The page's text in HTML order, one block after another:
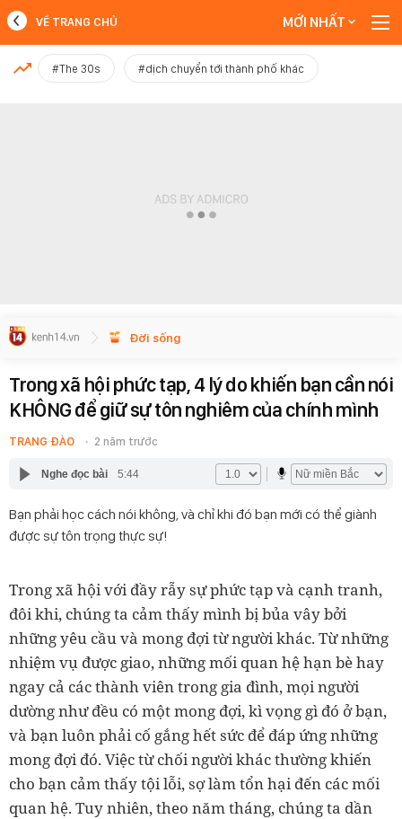
MỚI NHẤT
VỀ TRANG CHỦ MỚI NHẤT
#The 30s #dịch chuyển tới thành phố khác
Đời sống
Trong xã hội phức tạp, 4 lý do khiến bạn cần nói
KHÔNG để giữ sự tôn nghiêm của chính mình
TRANG ĐÀO 2 năm trước
Nghe đọc bài 5:44
Bạn phải học cách nói không, và chỉ khi đó bạn mới có thể giành
được sự tôn trọng thực sự!
Trong xã hội với đầy rẫy sự phức tạp và cạnh tranh,
đôi khi, chúng ta cảm thấy mình bị bủa vây bởi
những yêu cầu và mong đợi từ người khác. Từ những
nhiệm vụ được giao, những mối quan hệ hạn bè hay
ngay cả các thành viên trong gia đình, mọi người
dường như đều có một mong đợi, kì vọng gì đó ở bạn,
và bạn luôn phải cố gắng hết sức để đáp ứng những
mong đợi đó. Việc từ chối người khác thường khiến
cho bạn cảm thấy tội lỗi, sợ làm tổn hại đến các mối
quan hệ. Tuy nhiên, theo năm tháng, chúng ta dần